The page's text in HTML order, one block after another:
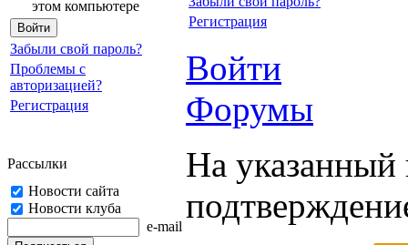
этом компьютере
Забыли свой пароль?
Проблемы с
авторизацией?
Регистрация
Рассылки
Новости сайта
Новости клуба
e-mail
Регистрация
Войти
Форумы
На указанный